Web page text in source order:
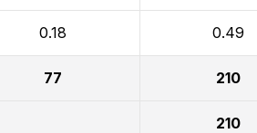
0.18 0.49
77 210
210